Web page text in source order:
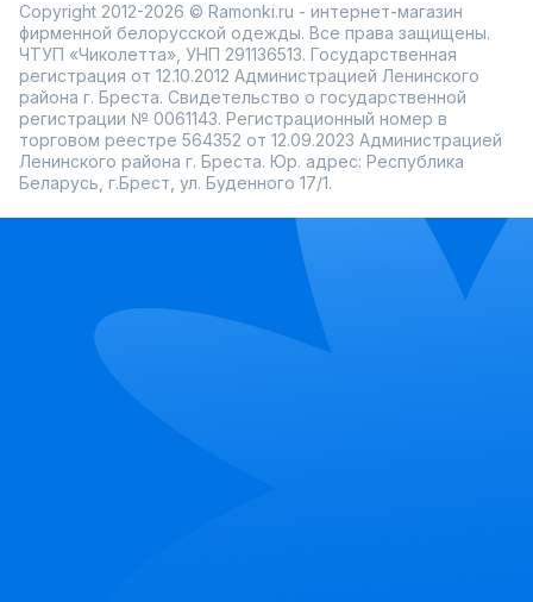
Copyright 2012-2026 © Ramonki.ru - интернет-магазин
фирменной белорусской одежды. Все права защищены.
ЧТУП «Чиколетта», УНП 291136513. Государственная
регистрация от 12.10.2012 Администрацией Ленинского
района г. Бреста. Свидетельство о государственной
регистрации № 0061143. Регистрационный номер в
торговом реестре 564352 от 12.09.2023 Администрацией
Ленинского района г. Бреста. Юр. адрес: Республика
Беларусь, г.Брест, ул. Буденного 17/1.